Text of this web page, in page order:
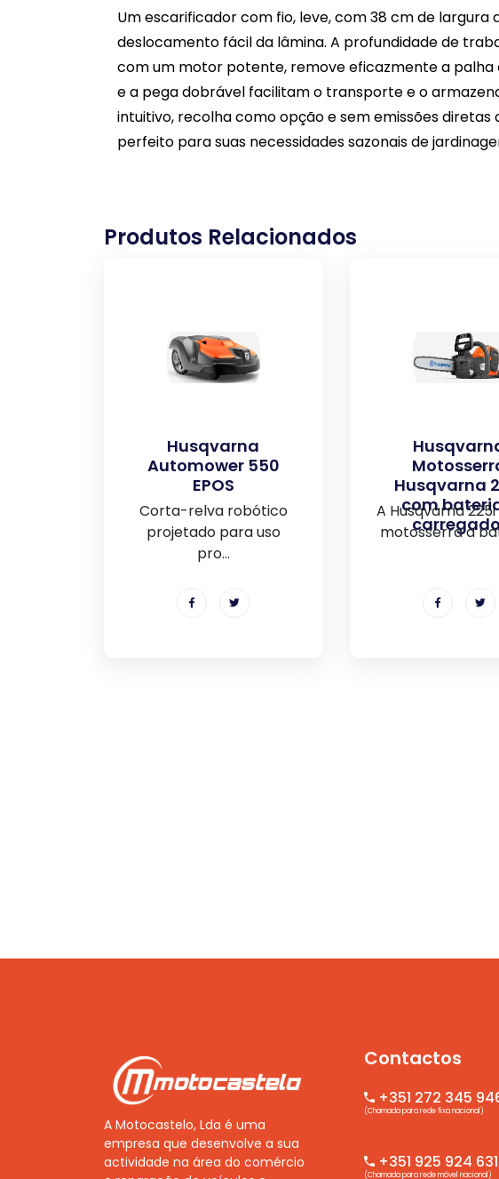
Um escarificador com fio, leve, com 38 cm de
deslocamento fácil da lâmina. A profundidade de
com um motor potente, remove eficazmente a palha
e a pega dobrável facilitam o transporte e o
intuitivo, recolha como opção e sem emissões
perfeito para suas necessidades sazonais de
Produtos Relacionados
Husqvarna
Automower 550
EPOS
Corta-relva robótico
projetado para uso
pro...
Husqvarna
com
A Husqvarna
motosserra a
A Motocastelo, Lda é uma
empresa que desenvolve a sua
actividade na área do comércio
Contactos
+351 272 345
(Chamada para rede fixa nacional)
+351 925 924 631
(Chamada para rede móvel nacional)